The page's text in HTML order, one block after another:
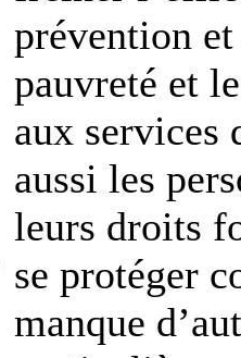
prévention
pauvreté et
aux services
aussi les
leurs droits
se protéger
manque